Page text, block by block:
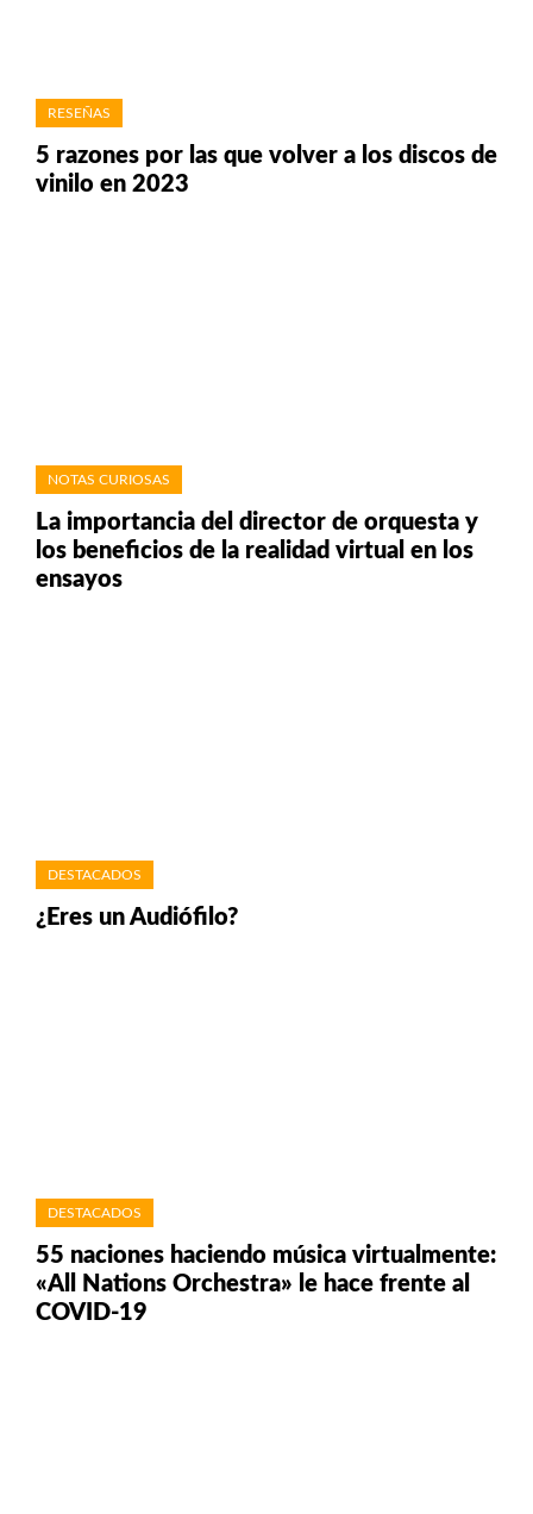
RESEÑAS
5 razones por las que volver a los discos de
vinilo en 2023
NOTAS CURIOSAS
La importancia del director de orquesta y
los beneficios de la realidad virtual en los
ensayos
DESTACADOS
¿Eres un Audiófilo?
DESTACADOS
55 naciones haciendo música virtualmente:
«All Nations Orchestra» le hace frente al
COVID-19